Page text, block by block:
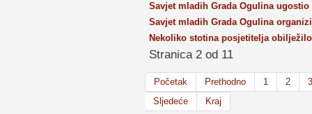
Savjet mladih Grada Ogulina
Savjet mladih Grada Ogulina
Nekoliko stotina posjetitelja
Stranica 2 od 11
Početak Prethodno 1 2
3
Sljedeće
Kraj